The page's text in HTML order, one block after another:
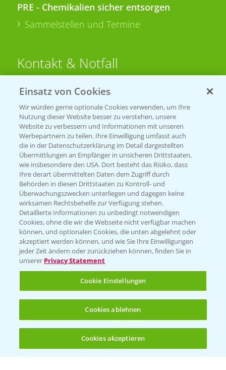
(noch 4)
PRE - Chemikalien sicher entsorgen
Sammelstellen und Termine
Kontakt & Notfall
Beratung auf WhatsApp
T.+49 (0)174 346 564 1
KONTAKT
Hilfe in Notfällen
T.+49 (0)214/30-20220
Folgen Sie uns
Allgemeine Nutzungsbedingungen
Datenschutzerklärung
Einsatz von Cookies
Wir würden gerne optionale Cookies verwenden, um Ihre
Nutzung dieser Website besser zu verstehen, unsere
Website zu verbessern und Informationen mit unseren
Werbepartnern zu teilen. Ihre Einwilligung umfasst auch
die in der Datenschutzerklärung im Detail dargestellten
Übermittlungen an Empfänger in unsicheren Drittstaaten,
wie insbesondere den USA. Dort besteht das Risiko, dass
Ihre derart übermittelten Daten dem Zugriff durch
Behörden in diesen Drittstaaten zu Kontroll- und
Überwachungszwecken unterliegen und dagegen keine
wirksamen Rechtsbehelfe zur Verfügung stehen.
Detaillierte Informationen zu unbedingt notwendigen
Cookies, ohne die wir die Webseite nicht verfügbar machen
können, und optionalen Cookies, die unten abgelehnt oder
akzeptiert werden können, und wie Sie Ihre Einwilligungen
jeder Zeit ändern oder zurückziehen können, finden Sie in
unserer Privacy Statement
Cookie Einstellungen
Cookies ablehnen
Cookies akzeptieren